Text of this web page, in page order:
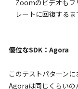
Zoomのビデオもフ
レートに回復する
優位なSDK：Agora
このテストパターン
Agoraは同じくらいの